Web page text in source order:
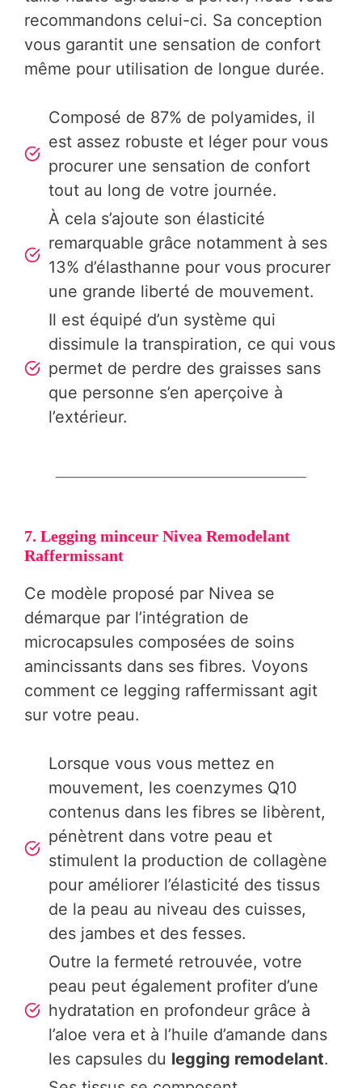
recommandons celui-ci. Sa conception
vous garantit une sensation de confort
même pour utilisation de longue durée.
Composé de 87% de polyamides, il
est assez robuste et léger pour vous
procurer une sensation de confort
tout au long de votre journée.
À cela s’ajoute son élasticité
remarquable grâce notamment à ses
13% d’élasthanne pour vous procurer
une grande liberté de mouvement.
Il est équipé d’un système qui
dissimule la transpiration, ce qui vous
permet de perdre des graisses sans
que personne s’en aperçoive à
l’extérieur.
7. Legging minceur Nivea Remodelant
Raffermissant
Ce modèle proposé par Nivea se
démarque par l’intégration de
microcapsules composées de soins
amincissants dans ses fibres. Voyons
comment ce legging raffermissant agit
sur votre peau.
Lorsque vous vous mettez en
mouvement, les coenzymes Q10
contenus dans les fibres se libèrent,
pénètrent dans votre peau et
stimulent la production de collagène
pour améliorer l’élasticité des tissus
de la peau au niveau des cuisses,
des jambes et des fesses.
Outre la fermeté retrouvée, votre
peau peut également profiter d’une
hydratation en profondeur grâce à
l’aloe vera et à l’huile d’amande dans
les capsules du legging remodelant.